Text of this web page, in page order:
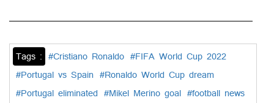
Tags : #Cristiano Ronaldo #FIFA World Cup 2022
#Portugal vs Spain #Ronaldo World Cup dream
#Portugal eliminated #Mikel Merino goal #football news